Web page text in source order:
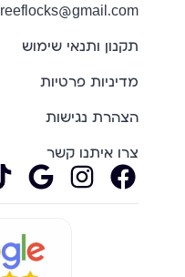
reeflocks@gmail.com
תקנון ותנאי שימוש
מדיניות פרטיות
הצהרת נגישות
צרו איתנו קשר